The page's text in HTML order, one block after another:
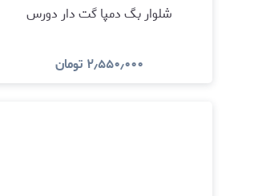
شلوار بگ دمپا گت دار دورس
۲٫۵۵۰٫۰۰۰ تومان